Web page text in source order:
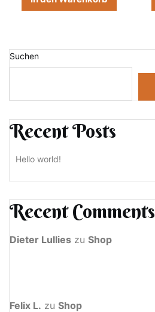
Suchen
Recent Posts
Hello world!
Recent Comments
Dieter Lullies zu Shop
Felix L. zu Shop